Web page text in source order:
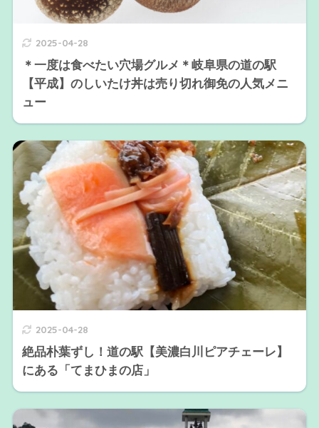
2025-04-28
＊一度は食べたい穴場グルメ＊岐阜県の道の駅
【平成】のしいたけ丼は売り切れ御免の人気メニ
ュー
2025-04-28
絶品朴葉ずし！道の駅【美濃白川ピアチェーレ】
にある「てまひまの店」